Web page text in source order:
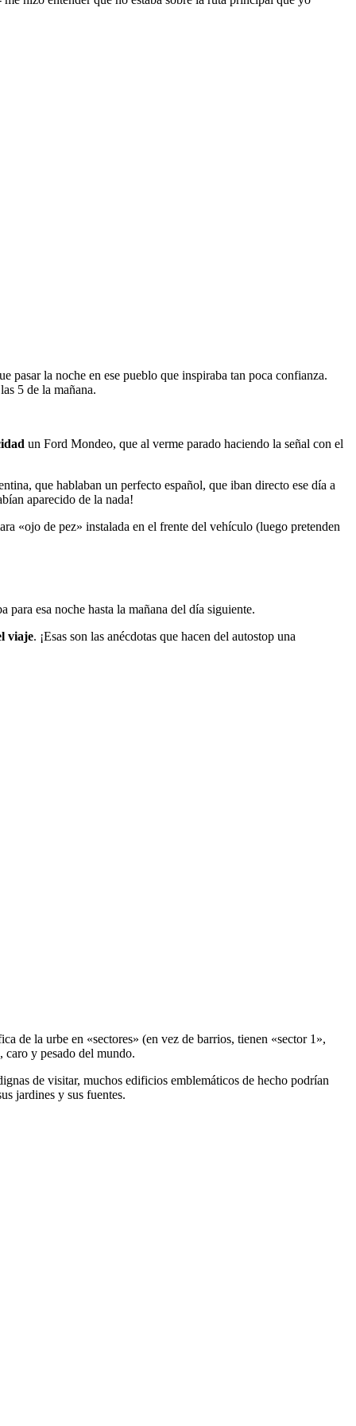
pasar la noche en ese pueblo que inspiraba tan poca confianza.
5 de la mañana.
un Ford Mondeo, que al verme parado haciendo la señal con el
que hablaban un perfecto español, que iban directo ese día a
aparecido de la nada!
«ojo de pez» instalada en el frente del vehículo (luego pretenden
para esa noche hasta la mañana del día siguiente.
viaje. ¡Esas son las anécdotas que hacen del autostop una
de la urbe en «sectores» (en vez de barrios, tienen «sector 1»,
y pesado del mundo.
de visitar, muchos edificios emblemáticos de hecho podrían
jardines y sus fuentes.